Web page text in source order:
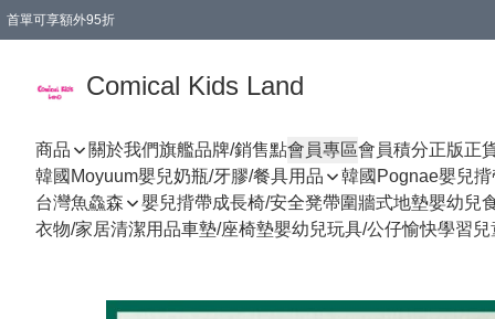
首單可享額外95折
Comical Kids Land
商品 關於我們旗艦品牌/銷售點會員專區會員積分正版正
韓國Moyuum嬰兒奶瓶/牙膠/餐具用品
韓國Pognae嬰兒揹
台灣魚鱻森
嬰兒揹帶成長椅/安全凳帶圍牆式地墊嬰幼兒
衣物/家居清潔用品車墊/座椅墊嬰幼兒玩具/公仔愉快學習